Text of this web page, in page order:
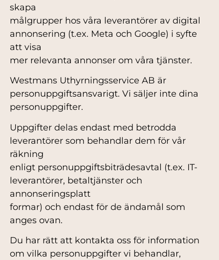
skapa
målgrupper hos våra leverantörer av digital
annonsering (t.ex. Meta och Google) i syfte
att visa
mer relevanta annonser om våra tjänster.
Westmans Uthyrningsservice AB är
personuppgiftsansvarigt. Vi säljer inte dina
personuppgifter.
Uppgifter delas endast med betrodda
leverantörer som behandlar dem för vår
räkning
enligt personuppgiftsbiträdesavtal (t.ex. IT-
leverantörer, betaltjänster och
annonseringsplatt
formar) och endast för de ändamål som
anges ovan.
Du har rätt att kontakta oss för information
om vilka personuppgifter vi behandlar,